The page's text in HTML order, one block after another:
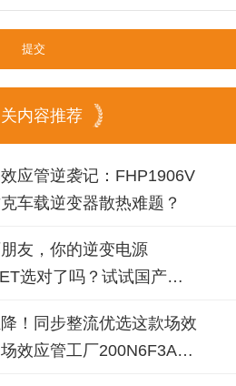
内容推荐
应管逆袭记：FHP1906V
车载逆变器散热难题？
友，你的逆变电源
选对了吗？试试国产
！同步整流优选这款场效
效应管工厂200N6F3A可